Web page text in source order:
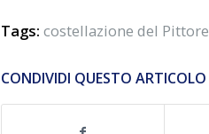
Tags: costellazione del Pittore
CONDIVIDI QUESTO ARTICOLO